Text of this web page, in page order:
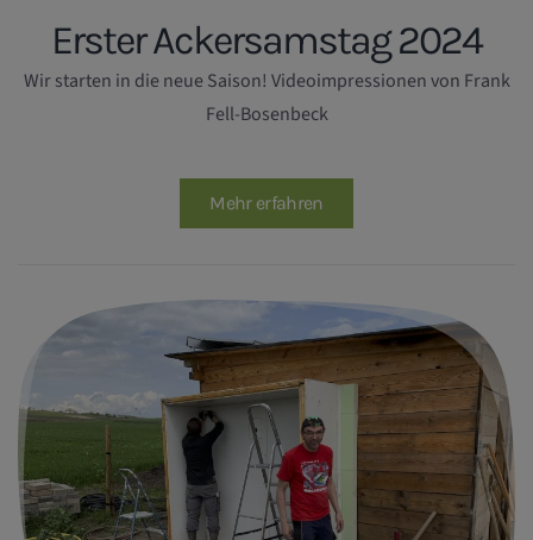
Erster Ackersamstag 2024
Wir starten in die neue Saison! Videoimpressionen von Frank
Fell-Bosenbeck
Mehr erfahren